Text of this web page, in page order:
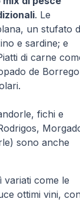
. Le
un stufato
e sardine; e
di carne
de Borrego
fichi e
sono anche
variati come le
ottimi vini,